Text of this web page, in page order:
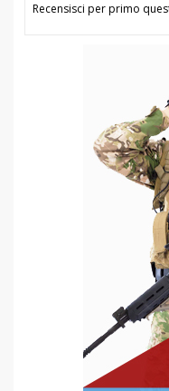
Recensisci per primo